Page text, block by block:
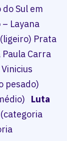
Sul em
– Layana
Prata
Paula Carra
pesado)
Luta